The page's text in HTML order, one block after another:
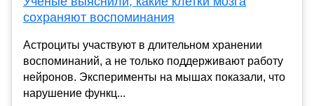
сохраняют воспоминания
Астроциты участвуют в длительном хранении
воспоминаний, а не только поддерживают работу
нейронов. Эксперименты на мышах показали, что
нарушение функц...